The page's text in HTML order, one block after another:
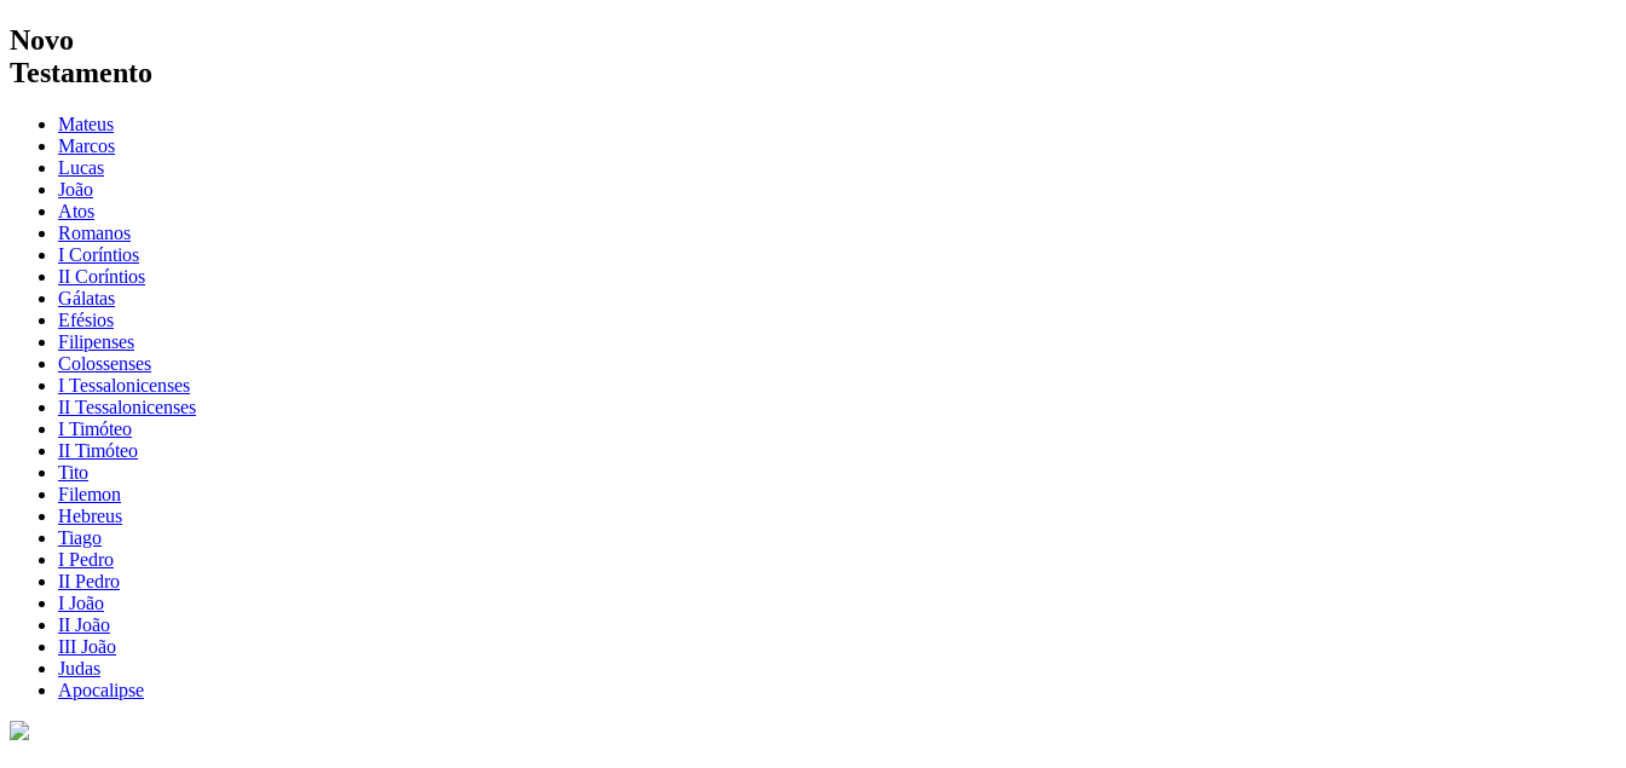
Novo
Testamento
Mateus
Marcos
Lucas
João
Atos
Romanos
I Coríntios
II Coríntios
Gálatas
Efésios
Filipenses
Colossenses
I Tessalonicenses
II Tessalonicenses
I Timóteo
II Timóteo
Tito
Filemon
Hebreus
Tiago
I Pedro
II Pedro
I João
II João
III João
Judas
Apocalipse